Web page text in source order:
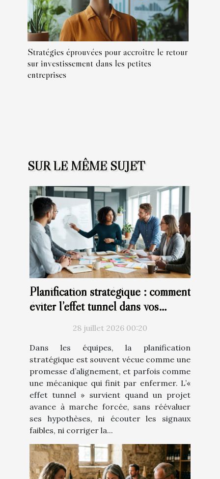
Stratégies éprouvées pour accroître le retour
sur investissement dans les petites
entreprises
SUR LE MÊME SUJET
Planification stratégique : comment
éviter l’effet tunnel dans vos
projets d’équipe28 juillet 2026 00:20
Dans les équipes, la planification
stratégique est souvent vécue comme une
promesse d’alignement, et parfois comme
une mécanique qui finit par enfermer. L’«
effet tunnel » survient quand un projet
avance à marche forcée, sans réévaluer
ses hypothèses, ni écouter les signaux
faibles, ni corriger la...